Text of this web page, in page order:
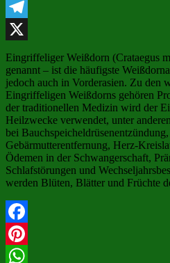
Messenger
Telegram
X
Eingriffeliger Weißdorn (Crataegus
genannt – ist die häufigste
jedoch auch in Vorderasien. Zu den
Eingriffeligen Weißdorns gehören
der traditionellen Medizin wird der
Heilzwecke verwendet, unter
bei
Gebärmutterentfernung, Herz-
Ödemen in der Schwangerschaft,
Schlafstörungen und
werden Blüten, Blätter und Früchte
Facebook
Pinterest